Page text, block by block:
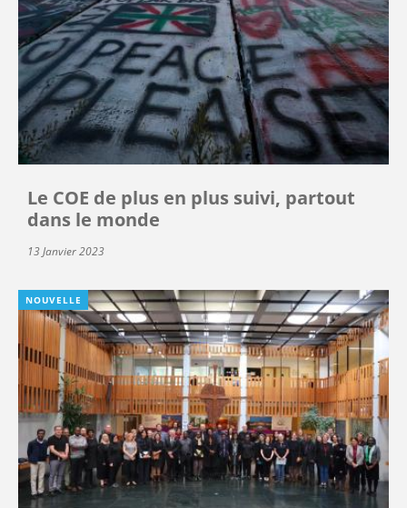
Le COE de plus en plus suivi, partout
dans le monde
13 Janvier 2023
NOUVELLE